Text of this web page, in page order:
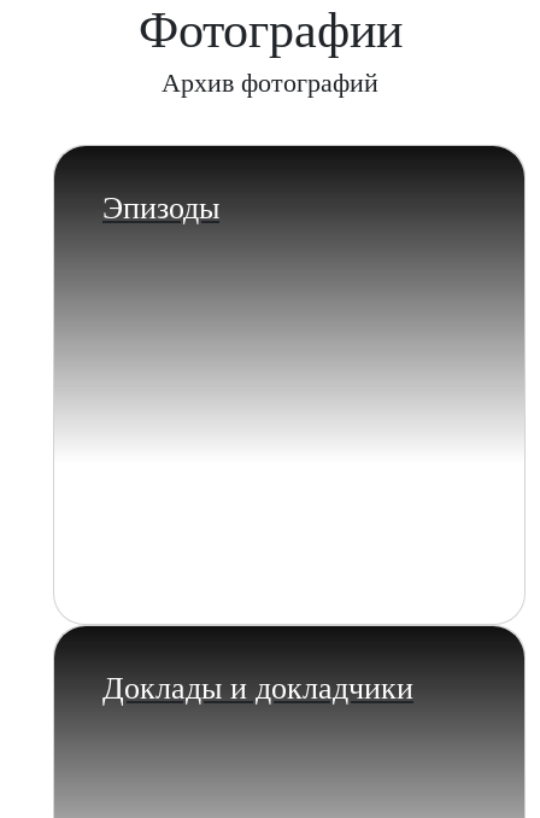
Фотографии
Архив фотографий
Эпизоды
Доклады и докладчики